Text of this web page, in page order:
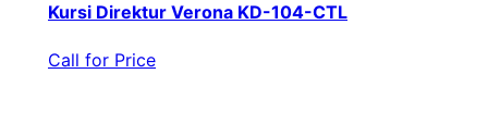
Kursi Direktur Verona KD-104-CTL
Call for Price